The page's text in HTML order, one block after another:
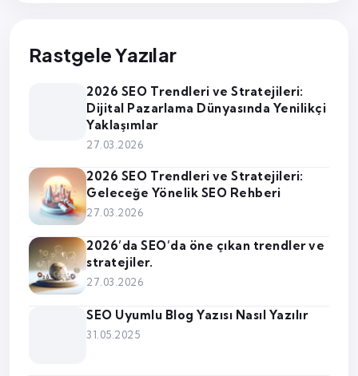
Rastgele Yazılar
2026 SEO Trendleri ve Stratejileri:
Dijital Pazarlama Dünyasında Yenilikçi
Yaklaşımlar
27.03.2026
2026 SEO Trendleri ve Stratejileri:
Geleceğe Yönelik SEO Rehberi
27.03.2026
2026’da SEO’da öne çıkan trendler ve
stratejiler.
27.03.2026
SEO Uyumlu Blog Yazısı Nasıl Yazılır
31.05.2025